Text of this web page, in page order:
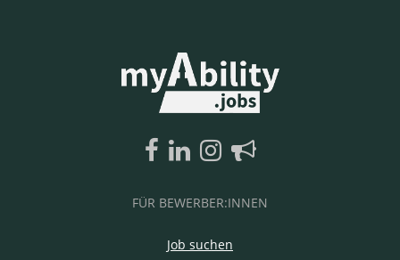
FÜR BEWERBER:INNEN
Job suchen